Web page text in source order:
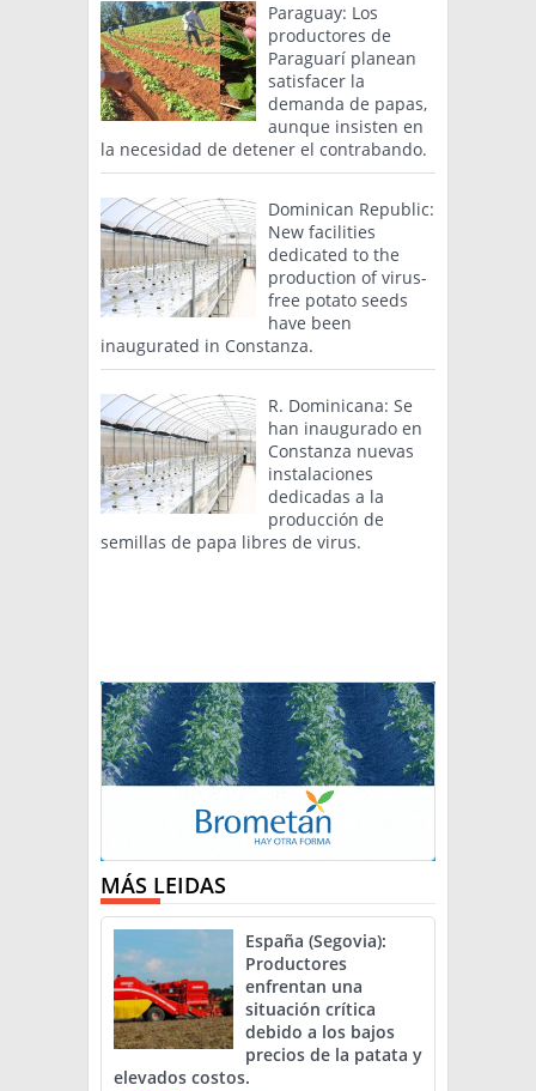
Paraguay: Los
productores de
Paraguarí planean
satisfacer la
demanda de papas,
aunque insisten en
la necesidad de detener el contrabando.
Dominican Republic:
New facilities
dedicated to the
production of virus-
free potato seeds
have been
inaugurated in Constanza.
R. Dominicana: Se
han inaugurado en
Constanza nuevas
instalaciones
dedicadas a la
producción de
semillas de papa libres de virus.
MÁS LEIDAS
España (Segovia):
Productores
enfrentan una
situación crítica
debido a los bajos
precios de la patata y
elevados costos.